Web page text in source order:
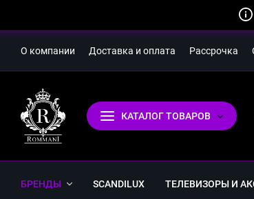
О компании Доставка и оплата Рассрочка
КАТАЛОГ ТОВАРОВ
БРЕНДЫ SCANDILUX ТЕЛЕВИЗОРЫ И